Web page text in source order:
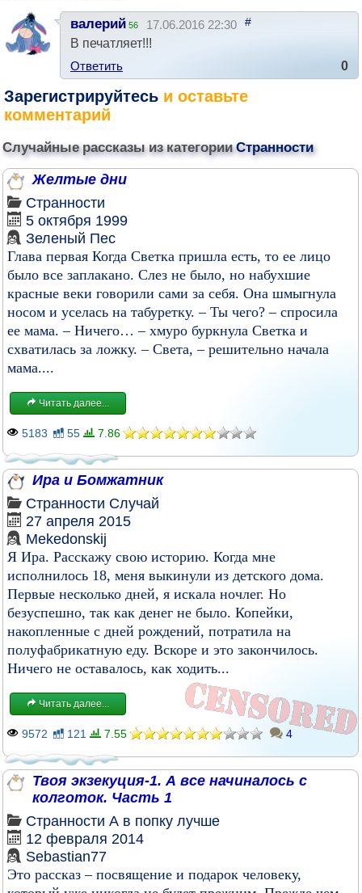
валерий 56 17.06.2016 22:30 #
В печатляет!!!
Ответить
0
Зарегистрируйтесь и оставьте
комментарий
Случайные рассказы из категорииСтранности
Желтые дни
Странности
5 октября 1999
Зеленый Пес
Глава первая Когда Светка пришла есть, то ее лицо
было все заплакано. Слез не было, но набухшие
красные веки говорили сами за себя. Она шмыгнула
носом и уселась на табуретку. – Ты чего? – спросила
ее мама. – Ничего… – хмуро буркнула Светка и
схватилась за ложку. – Света, – решительно начала
мама....
Читать далее...
5183 55 7.86
Ира и Бомжатник
Странности Случай
27 апреля 2015
Mekedonskij
Я Ира. Расскажу свою историю. Когда мне
исполнилось 18, меня выкинули из детского дома.
Первые несколько дней, я искала ночлег. Но
безуспешно, так как денег не было. Копейки,
накопленные с дней рождений, потратила на
полуфабрикатную еду. Вскоре и это закончилось.
Ничего не оставалось, как ходить...
Читать далее...
9572 121 7.55 4
Твоя экзекуция-1. А все начиналось с
колготок. Часть 1
Странности А в попку лучше
12 февраля 2014
Sebastian77
Это рассказ – посвящение и подарок человеку,